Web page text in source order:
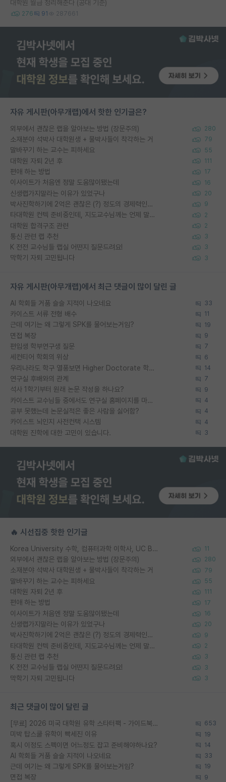
대학원 월급 정리해준다 (공대 기준)
276 91 287661
자유 게시판(아무개랩)에서 핫한 인기글은?
외부에서 괜찮은 랩을 알아보는 방법 (장문주의) 280
소재분야 석박사 대학원생 + 물박사들이 착각하는 거 79
말바꾸기 하는 교수는 피하세요 55
대학원 자퇴 2년 후 111
편애 하는 방법 17
이사이트가 처음엔 정말 도움많이됐는데 16
신생랩가지말라는 이유가 있었구나 20
박사진학하기에 2억은 괜찮은 (?) 정도의 경제력인가요 9
타대학원 컨텍 준비중인데, 지도교수님께는 언제 말씀드려야 할까요? 2
대학원 합격구조 관련 2
통신 관련 랩 추천 3
K 전전 교수님들 랩실 어떤지 질문드려요! 3
막학기 자퇴 고민됩니다 3
자유 게시판(아무개랩)에서 최근 댓글이 많이 달린 글
AI 학회들 거품 슬슬 지적이 나오네요 33
카이스트 서류 전형 배수 11
근데 여기는 왜 그렇게 SPK를 물어보는거임? 19
면접 복장 9
편입생 학부연구생 질문 7
세컨티어 학회의 위상 6
우리나라도 학구 열풍보면 Higher Doctorate 학위가 필요하다고 봅니다. 14
연구실 후배와의 관계 7
석사 1학기부터 원래 논문 작성을 하나요? 9
카이스트 교수님들 중에서도 연구실 홈페이지를 마련 안 하신 분들이 계시던데 4
공부 못했는데 논문실적은 좋은 사람을 싫어함? 4
카이스트 뇌인지 사전컨택 시스템 4
대학원 진학에 대한 고민이 있습니다. 3
🔥 시선집중 핫한 인기글
Korea University 수학, 컴퓨터과학 이학사, UC Berkeley 산업공학 대학원 공학박사가 되는 것은 쉽지 않겠죠? 11
외부에서 괜찮은 랩을 알아보는 방법 (장문주의) 280
소재분야 석박사 대학원생 + 물박사들이 착각하는 거 79
말바꾸기 하는 교수는 피하세요 55
대학원 자퇴 2년 후 111
편애 하는 방법 17
이사이트가 처음엔 정말 도움많이됐는데 16
신생랩가지말라는 이유가 있었구나 20
박사진학하기에 2억은 괜찮은 (?) 정도의 경제력인가요 9
타대학원 컨텍 준비중인데, 지도교수님께는 언제 말씀드려야 할까요? 2
통신 관련 랩 추천 3
K 전전 교수님들 랩실 어떤지 질문드려요! 3
막학기 자퇴 고민됩니다 3
최근 댓글이 많이 달린 글
[무료] 2026 미국 대학원 유학 스타터팩 - 가이드북 & 합격자 컨택메일 템플릿 653
미박 탑스쿨 유학이 빡세진 이유 19
혹시 이정도 스펙이면 어느정도 잡고 준비해야하나요? 14
AI 학회들 거품 슬슬 지적이 나오네요 33
근데 여기는 왜 그렇게 SPK를 물어보는거임? 19
면접 복장 9